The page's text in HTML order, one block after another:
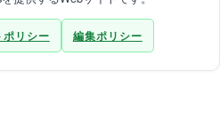
ポリシー 編集ポリシー